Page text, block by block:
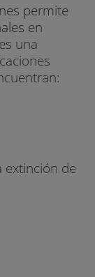
permite
en
una
extinción de